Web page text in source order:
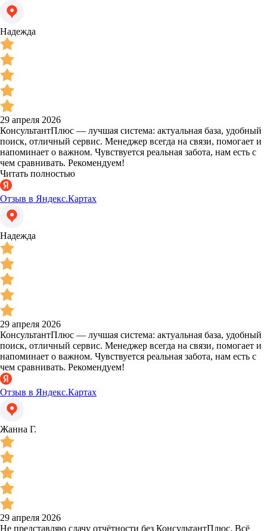
Надежда
29 апреля 2026
КонсультантПлюс — лучшая система: актуальная база, удобный
поиск, отличный сервис. Менеджер всегда на связи, помогает и
напоминает о важном. Чувствуется реальная забота, нам есть с
чем сравнивать. Рекомендуем!
Читать полностью
Отзыв в Яндекс.Картах
Надежда
29 апреля 2026
КонсультантПлюс — лучшая система: актуальная база, удобный
поиск, отличный сервис. Менеджер всегда на связи, помогает и
напоминает о важном. Чувствуется реальная забота, нам есть с
чем сравнивать. Рекомендуем!
Отзыв в Яндекс.Картах
Жанна Г.
29 апреля 2026
Не представляю сдачу отчётности без КонсультантПлюс. Всё